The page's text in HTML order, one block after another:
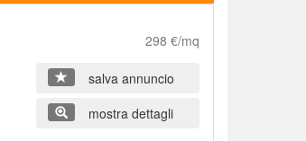
298 €/mq
salva annuncio
mostra dettagli